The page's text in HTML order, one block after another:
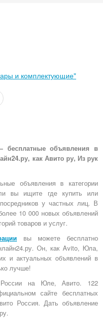
и комплектующие"
объявления в
как Авито ру, Из рук
объявления в категории
вы ищите где купить или
у частных лиц. В
10 000 новых объявлений
товаров и услуг.
вы можете бесплатно
. Он, как Avito, Юла,
актуальных объявлений в
лучше!
на Юле, Авито. 122
сайте бесплатных
Россия. Дать объявление